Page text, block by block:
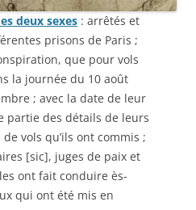
deux sexes : arrêtés et
prisons de Paris ;
que pour vols
la journée du 10 août
; avec la date de leur
partie des détails de leurs
vols qu’ils ont commis ;
[sic], juges de paix et
ont fait conduire ès-
qui ont été mis en